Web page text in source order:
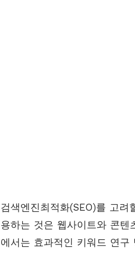
검색엔진최적화(SEO)를 고
용하는 것은 웹사이트와 콘
에서는 효과적인 키워드 연구